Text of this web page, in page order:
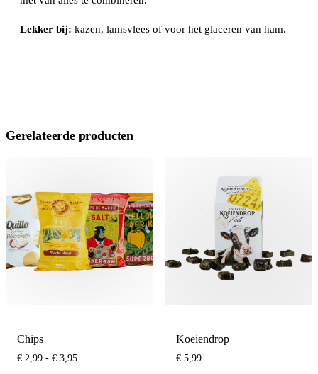
Lekker bij: kazen, lamsvlees of voor het glaceren van ham.
Gerelateerde producten
Chips
€ 2,99 - € 3,95Prijsklasse:
Koeiendrop
€ 5,99